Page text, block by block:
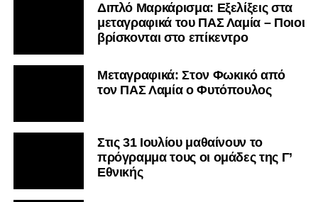
Διπλό Μαρκάρισμα: Εξελίξεις στα
μεταγραφικά του ΠΑΣ Λαμία – Ποιοι
βρίσκονται στο επίκεντρο
Μεταγραφικά: Στον Φωκικό από
τον ΠΑΣ Λαμία ο Φυτόπουλος
Στις 31 Ιουλίου μαθαίνουν το
πρόγραμμα τους οι ομάδες της Γ’
Εθνικής